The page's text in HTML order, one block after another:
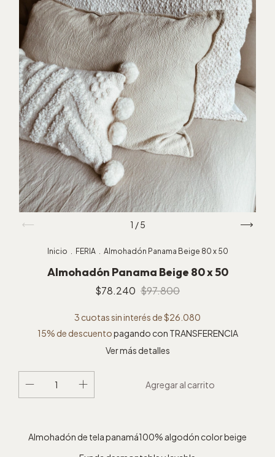
1 /5
Inicio . FERIA . Almohadón Panama Beige 80 x 50
Almohadón Panama Beige 80 x 50
$78.240 $97.800
3 cuotas sin interés de$26.080
15% de descuentopagando con TRANSFERENCIA
Ver más detalles
Almohadón de tela panamá100% algodón color beige